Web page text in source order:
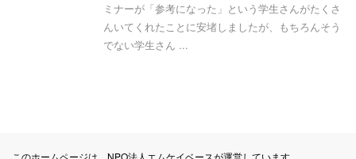
ミナーが「参考になった」という学生さんがたくさ
んいてくれたことに安堵しましたが、もちろんそう
でない学生さん ...